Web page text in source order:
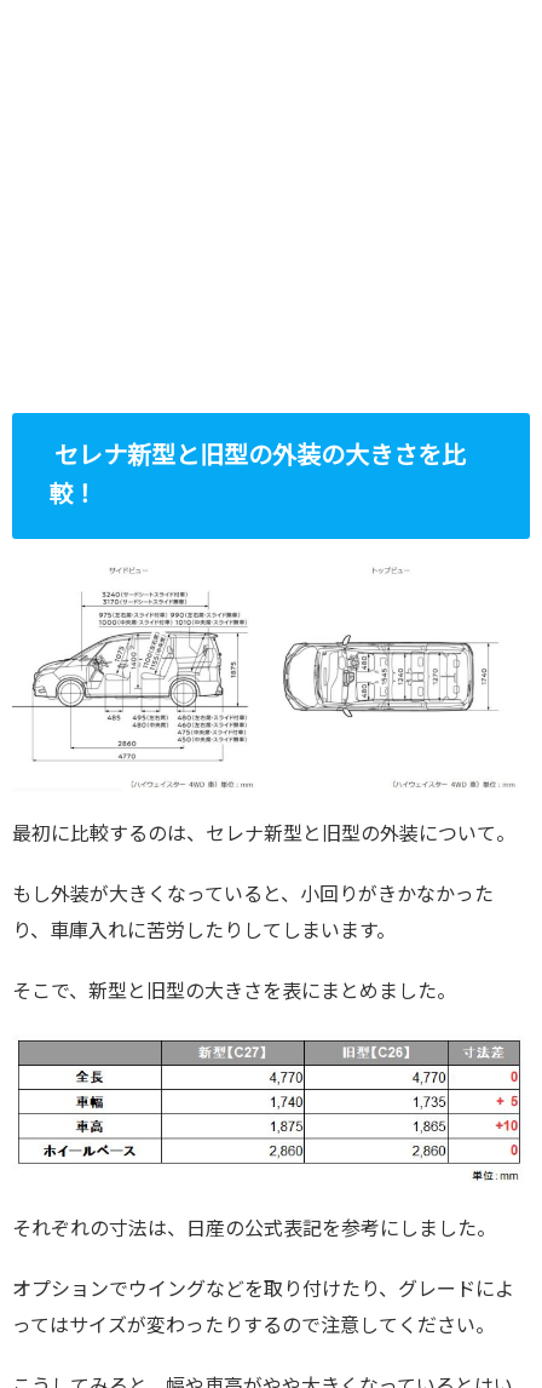
セレナ新型と旧型の外装の大きさを比
較！
最初に比較するのは、セレナ新型と旧型の外装について。
もし外装が大きくなっていると、小回りがきかなかった
り、車庫入れに苦労したりしてしまいます。
そこで、新型と旧型の大きさを表にまとめました。
それぞれの寸法は、日産の公式表記を参考にしました。
オプションでウイングなどを取り付けたり、グレードによ
ってはサイズが変わったりするので注意してください。